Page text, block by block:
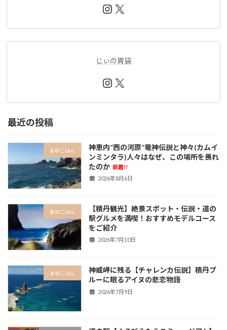
Instagram
X
じぃの胃袋
Instagram
X
最近の投稿
あゆごはん
神恵内”西の河原”竜神伝説と神々(カムイ
ンミンタラ)人々はなぜ、この場所を畏れ
たのか 新着!!
2026年8月6日
あゆごはん
【積丹観光】絶景スポット・伝説・道の
駅グルメを満喫！おすすめモデルコース
をご紹介
2026年7月10日
あゆごはん
神威岬に残る【チャレンカ伝説】積丹ブ
ルーに眠るアイヌの悲恋物語
2026年7月9日